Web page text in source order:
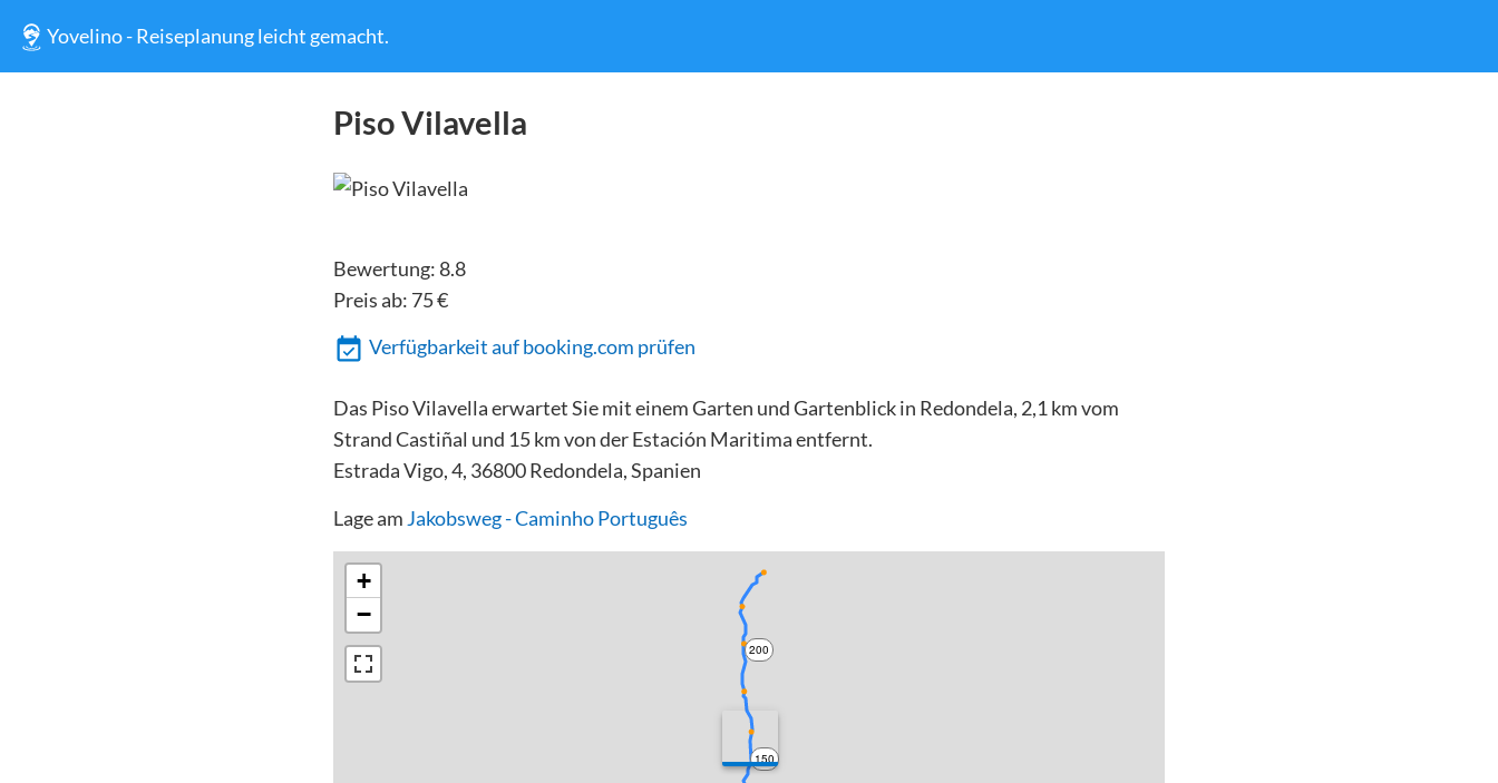
Yovelino - Reiseplanung leicht gemacht.
Piso Vilavella
Bewertung: 8.8
Preis ab: 75€
Verfügbarkeit auf booking.com prüfen
Das Piso Vilavella erwartet Sie mit einem Garten und Gartenblick in Redondela, 2,1 km vom
Strand Castiñal und 15 km von der Estación Maritima entfernt.
Estrada Vigo, 4, 36800 Redondela, Spanien
Lage am Jakobsweg - Caminho Português
150
200
+
−